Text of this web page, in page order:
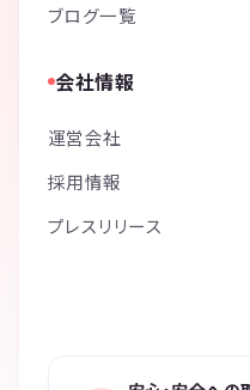
ブログ一覧
会社情報
運営会社
採用情報
プレスリリース